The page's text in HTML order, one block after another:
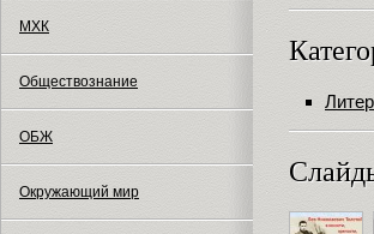
МХК
Обществознание
ОБЖ
Окружающий мир